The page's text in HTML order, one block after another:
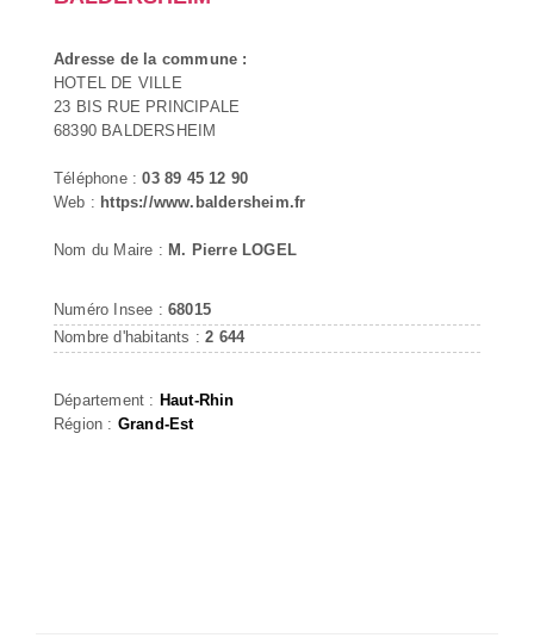
Adresse de la commune :
HOTEL DE VILLE
23 BIS RUE PRINCIPALE
68390 BALDERSHEIM
Téléphone :03 89 45 12 90
Web : https://www.baldersheim.fr
Nom du Maire : M. Pierre LOGEL
Numéro Insee : 68015
Nombre d'habitants :2 644
Département : Haut-Rhin
Région : Grand-Est